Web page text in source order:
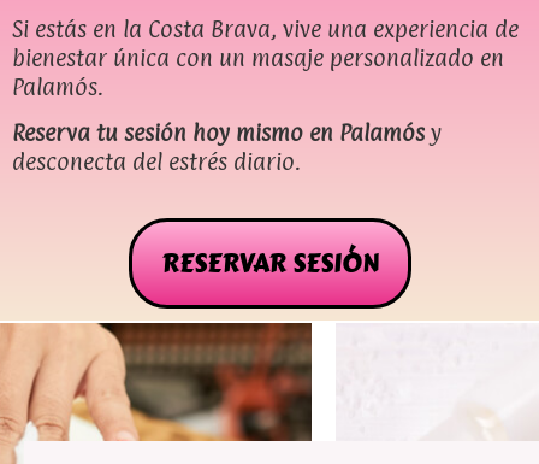
Si estás en la Costa Brava, vive una experiencia de
bienestar única con un masaje personalizado en
Palamós.
Reserva tu sesión hoy mismo en Palamós y
desconecta del estrés diario.
RESERVAR SESIÓN